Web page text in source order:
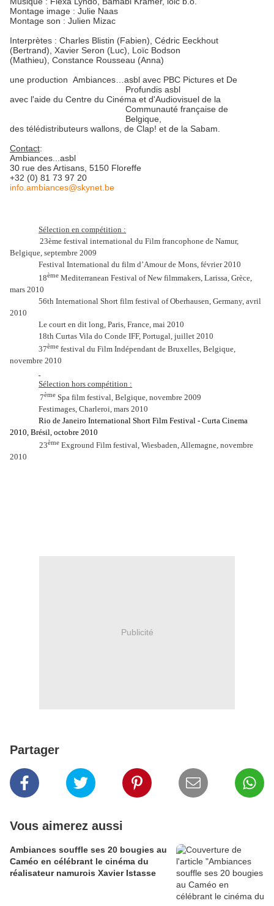
Montage image : Julie Naas
Montage son : Julien Mizac
Interprètes : Charles Blistin (Fabien), Cédric Eeckhout
(Bertrand), Xavier Seron (Luc), Loïc Bodson
(Mathieu), Constance Rousseau (Anna)
une production Ambiances…asbl avec PBC Pictures et De
Profundis asbl
avec l'aide du Centre du Cinéma et d'Audiovisuel de la
Communauté française de
Belgique,
des télédistributeurs wallons, de Clap! et de la Sabam.
Contact:
Ambiances...asbl
30 rue des Artisans, 5150 Floreffe
+32 (0) 81 73 97 20
info.ambiances@skynet.be
Sélection en compétition :
23ème festival international du Film francophone de Namur,
Belgique, septembre 2009
Festival International du film d’Amour de Mons, février 2010
18ème Mediterranean Festival of New filmmakers, Larissa, Grèce,
mars 2010
56th International Short film festival of Oberhausen, Germany, avril
2010
Le court en dit long, Paris, France, mai 2010
18th Curtas Vila do Conde IFF, Portugal, juillet 2010
37ème festival du Film Indépendant de Bruxelles, Belgique,
novembre 2010
Sélection hors compétition :
7ème Spa film festival, Belgique, novembre 2009
Festimages, Charleroi, mars 2010
Rio de Janeiro International Short Film Festival - Curta Cinema
2010, Brésil, octobre 2010
23ème Exground Film festival, Wiesbaden, Allemagne, novembre
2010
Publicité
Partager
Vous aimerez aussi
Ambiances souffle ses 20 bougies au
Caméo en célébrant le cinéma du
réalisateur namurois Xavier Istasse